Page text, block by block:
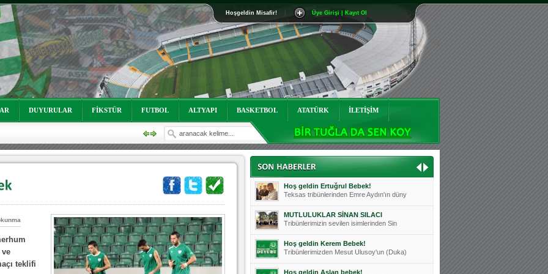
Hoşgeldin Misafir! Üye Girişi | Kayıt Ol
DUYURULAR FİKSTÜR FUTBOL ALTYAPI BASKETBOL ATATÜRK İLETİŞİM
teklifi
Mutluluklar Ceyhun Tetik
Teksas tribünlerinin sevilen isimlerinde
Bursasporumuzun önü açılsın is
Teksaslı Bursasporlular Derneği Başkanı
Hoş geldin Alaz Bebek!
Teksas.org sistem yöneticisi, ekibimizin
Hoş geldin Göktuğ Bebek!
Teksas.org ekibimizden ve tribünlerimizi
Hoş geldin Kadir Kağan Bebek!
Teksas tribünlerinden Basri İleri'nin dü
Hoş geldin Ertuğrul Bebek!
Teksas tribünlerinden Emre Aydın'ın düny
MUTLULUKLAR SİNAN SILACI
Tribünlerimizin sevilen isimlerinden Sin
Hoş geldin Kerem Bebek!
Tribünlerimizden Mesut Ulusoy'un (Duka)
Hoş geldin Aslan bebek!